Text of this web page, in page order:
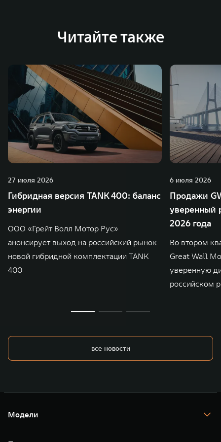
зарубежных – в России, Таиланде, Бразилии и Индии, а
Читайте также
27 июля 2026
Гибридная версия TANK 400: баланс
энергии
ООО «Грейт Волл Мотор Рус»
анонсирует выход на российский рынок
новой гибридной комплектации TANK
400
6 июля 2026
Продажи
уверенный
2026 года
Во втором
Great Wall
уверенную
российском
все новости
Модели